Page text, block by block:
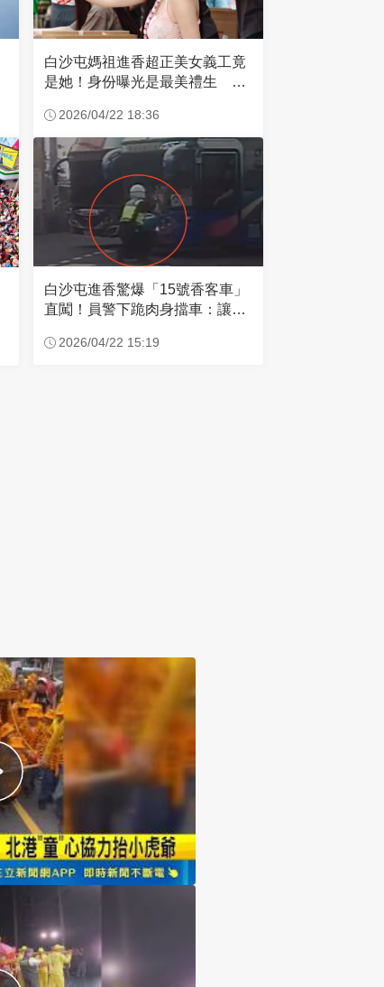
白沙屯媽祖進香超正美女義工竟
是她！身份曝光是最美禮生 一
2026/04/22 18:36
白沙屯進香驚爆「15號香客車」
直闖！員警下跪肉身擋車：讓行
2026/04/22 15:19